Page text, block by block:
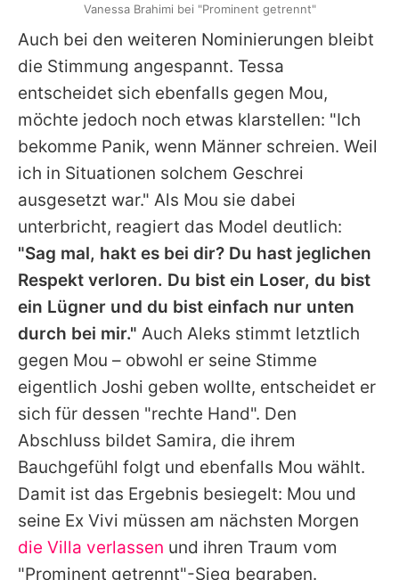
Auch bei den weiteren Nominierungen bleibt
die Stimmung angespannt. Tessa
entscheidet sich ebenfalls gegen Mou,
möchte jedoch noch etwas klarstellen: "Ich
bekomme Panik, wenn Männer schreien. Weil
ich in Situationen solchem Geschrei
ausgesetzt war." Als Mou sie dabei
unterbricht, reagiert das Model deutlich:
"Sag mal, hakt es bei dir? Du hast jeglichen
Respekt verloren. Du bist ein Loser, du bist
ein Lügner und du bist einfach nur unten
durch bei mir." Auch Aleks stimmt letztlich
gegen Mou – obwohl er seine Stimme
eigentlich Joshi geben wollte, entscheidet er
sich für dessen "rechte Hand". Den
Abschluss bildet Samira, die ihrem
Bauchgefühl folgt und ebenfalls Mou wählt.
Damit ist das Ergebnis besiegelt: Mou und
seine Ex Vivi müssen am nächsten Morgen
die Villa verlassen und ihren Traum vom
"Prominent getrennt"-Sieg begraben.
Vanessa Brahimi bei "Prominent getrennt"